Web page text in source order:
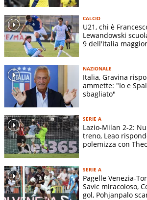
CALCIO
U21, chi è
Lewandowski
9 dell'Italia
NAZIONALE
Italia, Gravina
ammette: "Io e
sbagliato"
SERIE A
Lazio-Milan 2-2:
treno, Leao
polemizza con
SERIE A
Pagelle Venezia-
Savic miracoloso,
gol, Pohjanpalo